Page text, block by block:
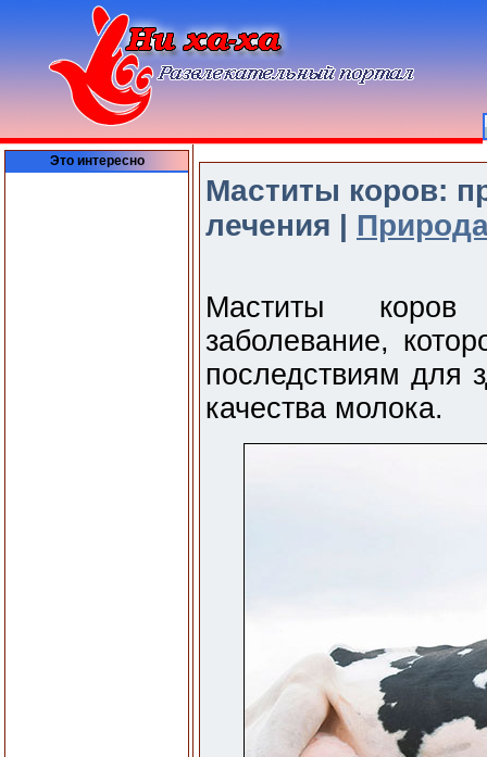
Это интересно
Маститы коров:
лечения |
Маститы
заболевание,
последствиям для
качества молока.